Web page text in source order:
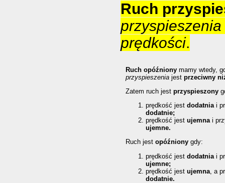
Ruch
przyspieszenia
prędkości.
Ruch opóźniony mamy wtedy,
przyspieszenia jest przeciwny
Zatem ruch jest przyspieszony
prędkość jest dodatniai
dodatnie;
prędkość jest ujemnai
ujemne.
Ruch jest opóźniony gdy:
prędkość jest dodatnia i
ujemne;
prędkość jest ujemna , a
dodatnie.